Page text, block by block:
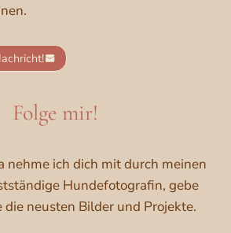
Folge mir!
nehme ich dich mit durch meinen
Hundefotografin, gebe
neusten Bilder und Projekte.